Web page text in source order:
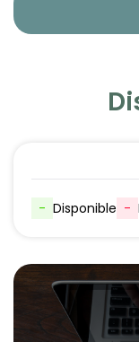
- Disponible -